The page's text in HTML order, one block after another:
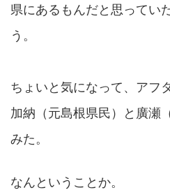
県にあるもんだと思ってい
う。
ちょいと気になって、アフ
加納（元島根県民）と廣瀬
みた。
なんということか。